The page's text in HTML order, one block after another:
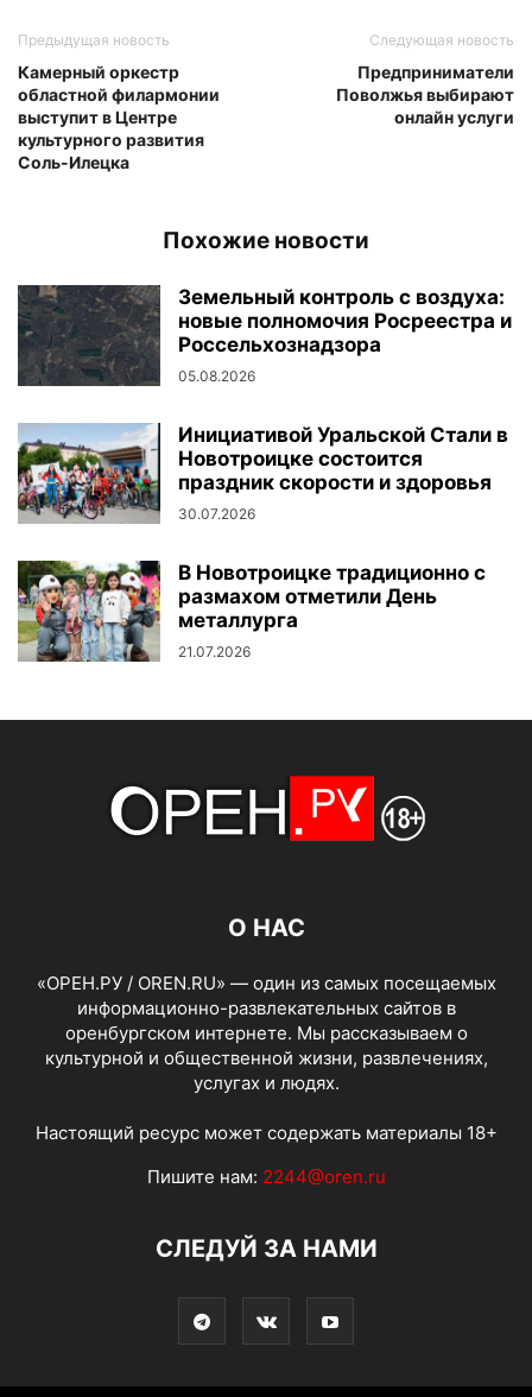
Предыдущая новость
Камерный оркестр
областной филармонии
выступит в Центре
культурного развития
Соль-Илецка
Следующая новость
Предприниматели
Поволжья выбирают
онлайн­ услуги
Похожие новости
Земельный контроль с воздуха:
новые полномочия Росреестра и
Россельхознадзора
05.08.2026
Инициативой Уральской Стали в
Новотроицке состоится
праздник скорости и здоровья
30.07.2026
В Новотроицке традиционно с
размахом отметили День
металлурга
21.07.2026
О НАС
«ОРЕН.РУ / OREN.RU» — один из самых посещаемых
информационно-развлекательных сайтов в
оренбургском интернете. Мы рассказываем о
культурной и общественной жизни, развлечениях,
услугах и людях.
Настоящий ресурс может содержать материалы 18+
Пишите нам: 2244@oren.ru
СЛЕДУЙ ЗА НАМИ